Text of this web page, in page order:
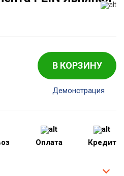
В КОРЗИНУ
Демонстрация
Оплата Кредит